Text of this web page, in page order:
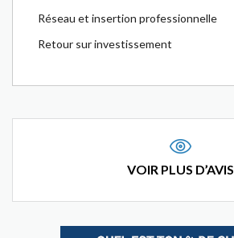
Réseau et insertion professionnelle
Retour sur investissement
VOIR PLUS D’AVIS